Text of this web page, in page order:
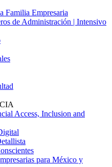
Familia Empresaria
de Administración | Intensivo
Access, Inclusion and
para México y